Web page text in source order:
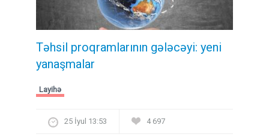
Təhsil proqramlarının gələcəyi: yeni
yanaşmalar
Layihə
25 İyul 13:53 4 697